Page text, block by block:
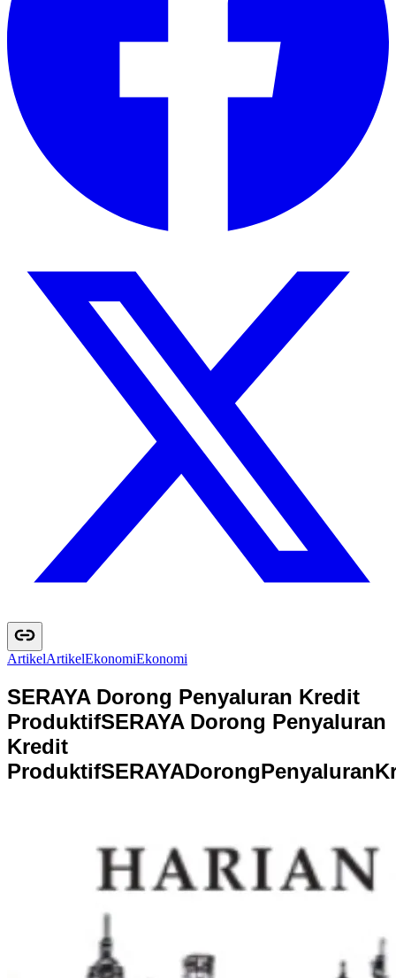
ArtikelArtikelEkonomiEkonomi
SERAYA Dorong Penyaluran Kredit
ProduktifSERAYA Dorong Penyaluran
Kredit
ProduktifSERAYADorongPenyaluranK